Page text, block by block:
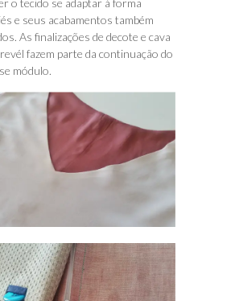
o tecido se adaptar à forma
e seus acabamentos também
As finalizações de decote e cava
fazem parte da continuação do
módulo.